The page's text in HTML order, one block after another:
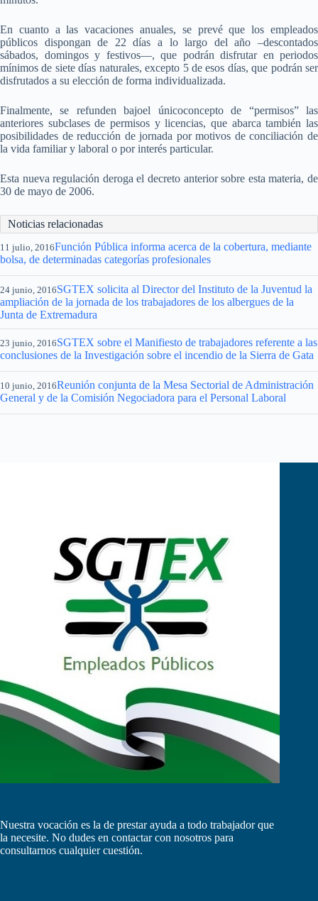
En cuanto a las vacaciones anuales, se prevé que los empleados
públicos dispongan de 22 días a lo largo del año –descontados
sábados, domingos y festivos—, que podrán disfrutar en periodos
mínimos de siete días naturales, excepto 5 de esos días, que podrán ser
disfrutados a su elección de forma individualizada.
Finalmente, se refunden bajoel únicoconcepto de “permisos” las
anteriores subclases de permisos y licencias, que abarca también las
posibilidades de reducción de jornada por motivos de conciliación de
la vida familiar y laboral o por interés particular.
Esta nueva regulación deroga el decreto anterior sobre esta materia, de
30 de mayo de 2006.
Noticias relacionadas
11 julio, 2016Función Pública informa acerca de la cobertura, mediante
bolsa, de determinadas categorías profesionales
24 junio, 2016SGTEX solicita al Director del Instituto de la Juventud la
ampliación de la jornada de los trabajadores de los albergues de la
Junta de Extremadura
23 junio, 2016SGTEX sobre el Manifiesto de trabajadores referente a las
conclusiones de la Investigación sobre el incendio de la Sierra de Gata
10 junio, 2016Reunión conjunta de la Mesa Sectorial de Administración
General y de la Comisión Negociadora para el Personal Laboral
Nuestra vocación es la de prestar ayuda a todo trabajador que
la necesite. No dudes en contactar con nosotros para
consultarnos cualquier cuestión.